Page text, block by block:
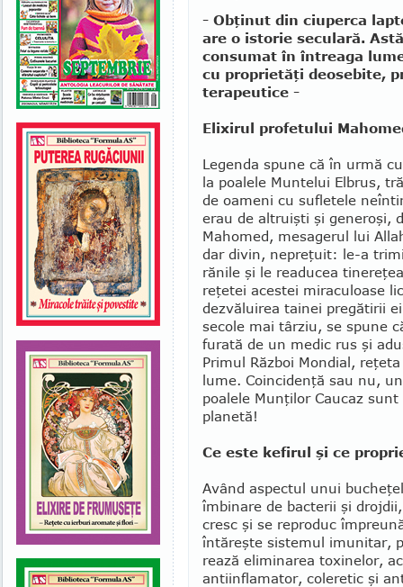
- Obţinut din ciuperca
are o istorie seculară.
consumat în întreaga
cu proprietăţi deosebite,
terapeutice -
Elixirul profetului
Legenda spune că în urmă
la poalele Muntelui Elbrus,
de oameni cu sufletele
erau de altruişti şi generoşi,
Mahomed, mesagerul lui
dar divin, nepreţuit: le-a
rănile şi le readucea
reţetei acestei miraculoase
dezvăluirea tainei pregătirii
secole mai târziu, se spune
furată de un medic rus şi
Primul Război Mondial,
lume. Coincidenţă sau nu,
poalele Munţilor Caucaz
planetă!
Ce este kefirul şi ce
Având aspectul unui
îmbinare de bacterii şi
cresc şi se reproduc
întăreşte sistemul imunitar,
rează eliminarea toxinelor,
antiinflamator, coleretic şi